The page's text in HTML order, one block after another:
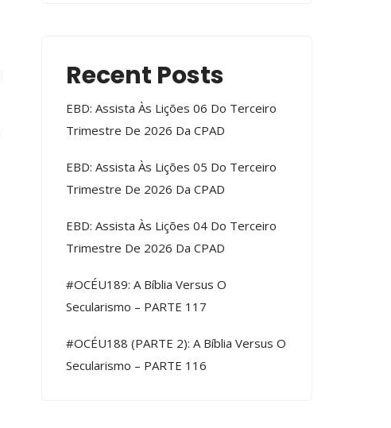
Recent Posts
EBD: Assista Às Lições 06 Do Terceiro
Trimestre De 2026 Da CPAD
EBD: Assista Às Lições 05 Do Terceiro
Trimestre De 2026 Da CPAD
EBD: Assista Às Lições 04 Do Terceiro
Trimestre De 2026 Da CPAD
#OCÉU189: A Bíblia Versus O
Secularismo – PARTE 117
#OCÉU188 (PARTE 2): A Bíblia Versus O
Secularismo – PARTE 116